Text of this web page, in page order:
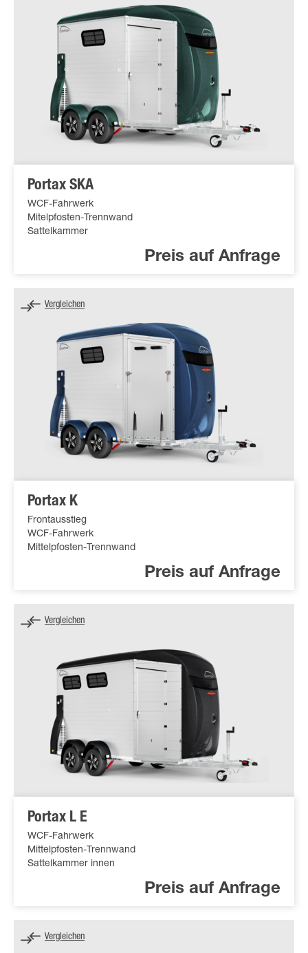
Portax SKA
WCF-Fahrwerk
Mitelpfosten-Trennwand
Sattelkammer
Preis auf Anfrage
Portax K
Frontausstieg
WCF-Fahrwerk
Mittelpfosten-Trennwand
Preis auf Anfrage
Vergleichen
Portax L E
WCF-Fahrwerk
Mittelpfosten-Trennwand
Sattelkammer innen
Preis auf Anfrage
Vergleichen
Vergleichen